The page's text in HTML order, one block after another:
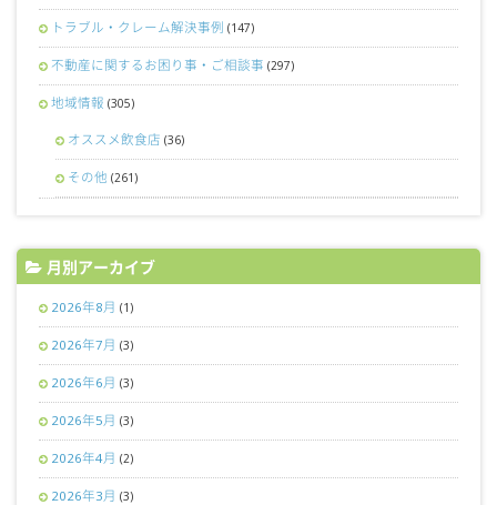
トラブル・クレーム解決事例 (147)
不動産に関するお困り事・ご相談事 (297)
地域情報 (305)
オススメ飲食店 (36)
その他 (261)
月別アーカイブ
2026年8月 (1)
2026年7月 (3)
2026年6月 (3)
2026年5月 (3)
2026年4月 (2)
2026年3月 (3)